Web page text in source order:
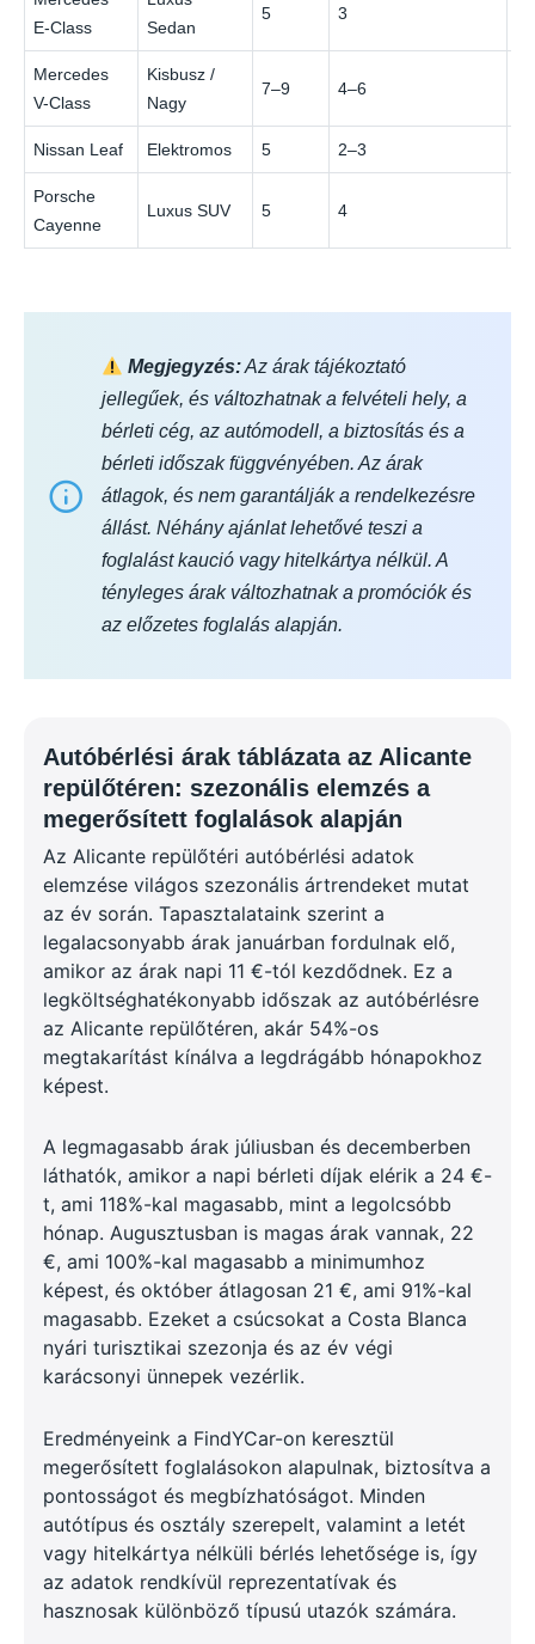
E-Class
Sedan
5 3
Mercedes
V-Class
Kisbusz /
Nagy
7–9 4–6
Nissan Leaf Elektromos 5 2–3
Porsche
Cayenne
Luxus SUV 5 4
Megjegyzés:Az árak tájékoztató
jellegűek, és változhatnak a felvételi hely, a
bérleti cég, az autómodell, a biztosítás és a
bérleti időszak függvényében. Az árak
átlagok, és nem garantálják a rendelkezésre
állást. Néhány ajánlat lehetővé teszi a
foglalást kaució vagy hitelkártya nélkül. A
tényleges árak változhatnak a promóciók és
az előzetes foglalás alapján.
Autóbérlési árak táblázata az Alicante
repülőtéren: szezonális elemzés a
megerősített foglalások alapján
Az Alicante repülőtéri autóbérlési adatok
elemzése világos szezonális ártrendeket mutat
az év során. Tapasztalataink szerint a
legalacsonyabb árak januárban fordulnak elő,
amikor az árak napi 11 €-tól kezdődnek. Ez a
legköltséghatékonyabb időszak az autóbérlésre
az Alicante repülőtéren, akár 54%-os
megtakarítást kínálva a legdrágább hónapokhoz
képest.
A legmagasabb árak júliusban és decemberben
láthatók, amikor a napi bérleti díjak elérik a 24 €-
t, ami 118%-kal magasabb, mint a legolcsóbb
hónap. Augusztusban is magas árak vannak, 22
€, ami 100%-kal magasabb a minimumhoz
képest, és október átlagosan 21 €, ami 91%-kal
magasabb. Ezeket a csúcsokat a Costa Blanca
nyári turisztikai szezonja és az év végi
karácsonyi ünnepek vezérlik.
Eredményeink a FindYCar-on keresztül
megerősített foglalásokon alapulnak, biztosítva a
pontosságot és megbízhatóságot. Minden
autótípus és osztály szerepelt, valamint a letét
vagy hitelkártya nélküli bérlés lehetősége is, így
az adatok rendkívül reprezentatívak és
hasznosak különböző típusú utazók számára.